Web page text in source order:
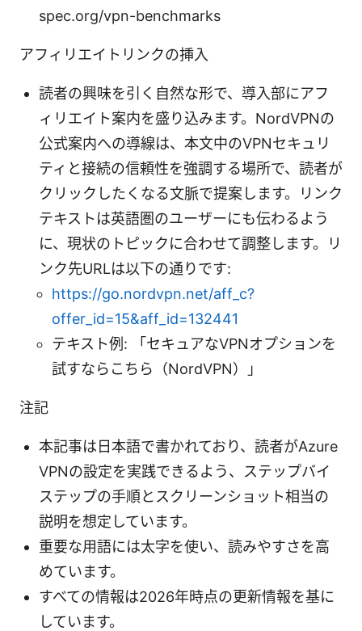
spec.org/vpn-benchmarks
アフィリエイトリンクの挿入
読者の興味を引く自然な形で、導入部にアフ
ィリエイト案内を盛り込みます。NordVPNの
公式案内への導線は、本文中のVPNセキュリ
ティと接続の信頼性を強調する場所で、読者が
クリックしたくなる文脈で提案します。リンク
テキストは英語圏のユーザーにも伝わるよう
に、現状のトピックに合わせて調整します。リ
ンク先URLは以下の通りです:
https://go.nordvpn.net/aff_c?
offer_id=15&aff_id=132441
テキスト例: 「セキュアなVPNオプションを
試すならこちら（NordVPN）」
注記
本記事は日本語で書かれており、読者がAzure
VPNの設定を実践できるよう、ステップバイ
ステップの手順とスクリーンショット相当の
説明を想定しています。
重要な用語には太字を使い、読みやすさを高
めています。
すべての情報は2026年時点の更新情報を基に
しています。